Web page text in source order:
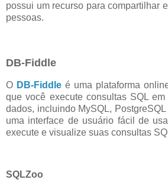
possui um recurso para compartilhar
pessoas.
DB-Fiddle
O DB-Fiddle é uma plataforma
que você execute consultas SQL
dados, incluindo MySQL,
uma interface de usuário fácil de
execute e visualize suas consultas
SQLZoo